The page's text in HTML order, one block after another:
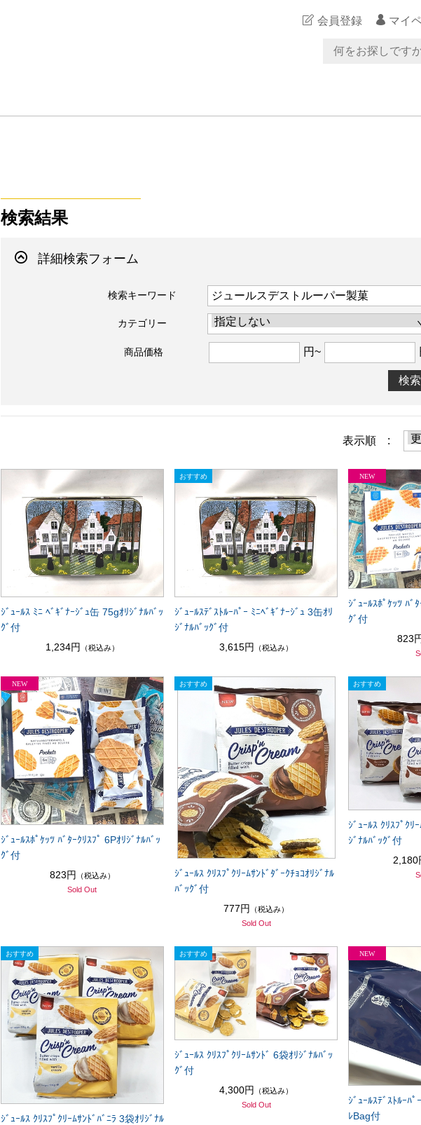
会員登録 マイ
検索結果
詳細検索フォーム
検索キーワード
カテゴリー
商品価格 円~
検索
表示順 :
ｼﾞｭｰﾙｽ ﾐﾆ ﾍﾞｷﾞﾅｰｼﾞｭ缶 75gｵﾘｼﾞﾅﾙﾊﾞｯ
ｸﾞ付
1,234円
（税込み）
ｼﾞｭｰﾙｽﾃﾞｽﾄﾙｰﾊﾟｰ ﾐﾆﾍﾞｷﾞﾅｰｼﾞｭ 3缶ｵﾘ
ｼﾞﾅﾙﾊﾞｯｸﾞ付
3,615円
（税込み）
ｼﾞｭｰﾙｽﾎﾟｹｯﾂ ﾊﾞ
ｸﾞ付
823
ｼﾞｭｰﾙｽﾎﾟｹｯﾂ ﾊﾞﾀｰｸﾘｽﾌﾟ 6Pｵﾘｼﾞﾅﾙﾊﾞｯ
ｸﾞ付
823円 （税込み）
Sold Out
ｼﾞｭｰﾙｽ ｸﾘｽﾌﾟｸﾘｰﾑｻﾝﾄﾞﾀﾞｰｸﾁｮｺｵﾘｼﾞﾅﾙ
ﾊﾞｯｸﾞ付
777円
（税込み）
Sold Out
ｼﾞｭｰﾙｽ ｸﾘｽﾌﾟｸﾘ
ｼﾞﾅﾙﾊﾞｯｸﾞ付
2,180
ｼﾞｭｰﾙｽ ｸﾘｽﾌﾟｸﾘｰﾑｻﾝﾄﾞﾊﾞﾆﾗ 3袋ｵﾘｼﾞﾅﾙ
ｼﾞｭｰﾙｽ ｸﾘｽﾌﾟｸﾘｰﾑｻﾝﾄﾞ 6袋ｵﾘｼﾞﾅﾙﾊﾞｯ
ｸﾞ付
4,300円
（税込み）
Sold Out
ｼﾞｭｰﾙｽﾃﾞｽﾄﾙｰﾊﾟ
ﾚBag付